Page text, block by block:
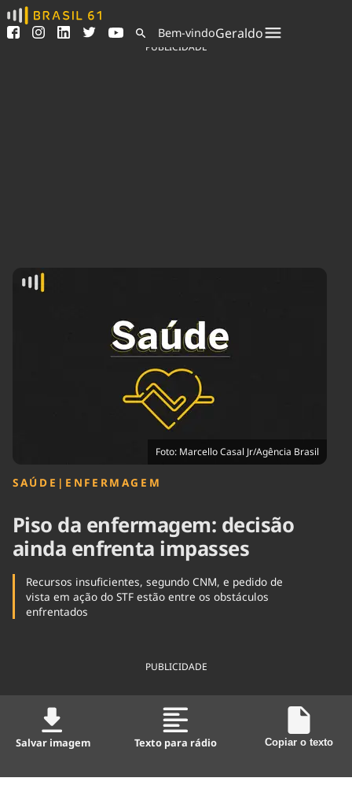
Ver todas as notícias
Podcasts
Indicadores
Agronegócios
Economia
Educação
Infraestrutura
Internacional
Política
Saúde
Tempo
Bem-vindoGeraldo
PUBLICIDADE
Foto: Marcello Casal Jr/Agência Brasil
SAÚDE | ENFERMAGEM
Piso da enfermagem: decisão
ainda enfrenta impasses
Recursos insuficientes, segundo CNM, e pedido de
vista em ação do STF estão entre os obstáculos
enfrentados
PUBLICIDADE
Salvar imagem Texto para rádio Copiar o texto